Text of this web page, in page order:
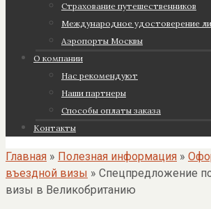
Страхование путешественников
Международное удостоверение
Аэропорты Москвы
О компании
Нас рекомендуют
Наши партнеры
Cпособы оплаты заказа
Контакты
Главная » Полезная информация »
въездной визы » Спецпредложение
визы в Великобританию